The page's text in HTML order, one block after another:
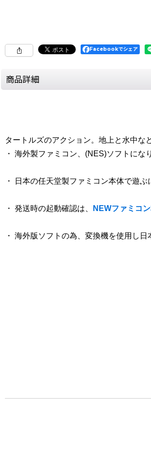
Facebookでシェア
商品詳細
タートルズのアクション。地上と水中な
・ 海外製ファミコン、(NES)ソフトにな
・ 日本の任天堂製ファミコン本体で遊ぶ
・ 発送時の起動確認は、 NEWファミコ
・ 海外版ソフトの為、変換機を使用し